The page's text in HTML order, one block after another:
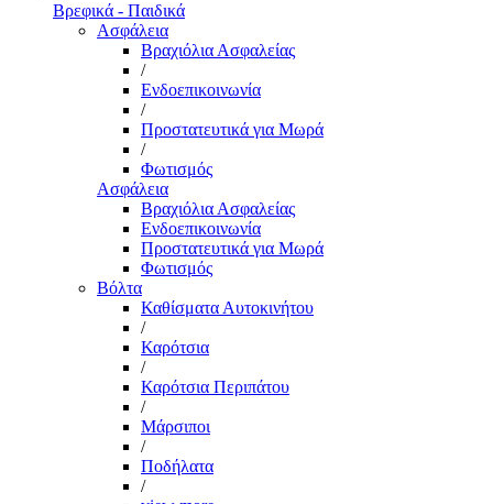
Βρεφικά - Παιδικά
Ασφάλεια
Βραχιόλια Ασφαλείας
/
Ενδοεπικοινωνία
/
Προστατευτικά για Μωρά
/
Φωτισμός
Ασφάλεια
Βραχιόλια Ασφαλείας
Ενδοεπικοινωνία
Προστατευτικά για Μωρά
Φωτισμός
Βόλτα
Καθίσματα Αυτοκινήτου
/
Καρότσια
/
Καρότσια Περιπάτου
/
Μάρσιποι
/
Ποδήλατα
/